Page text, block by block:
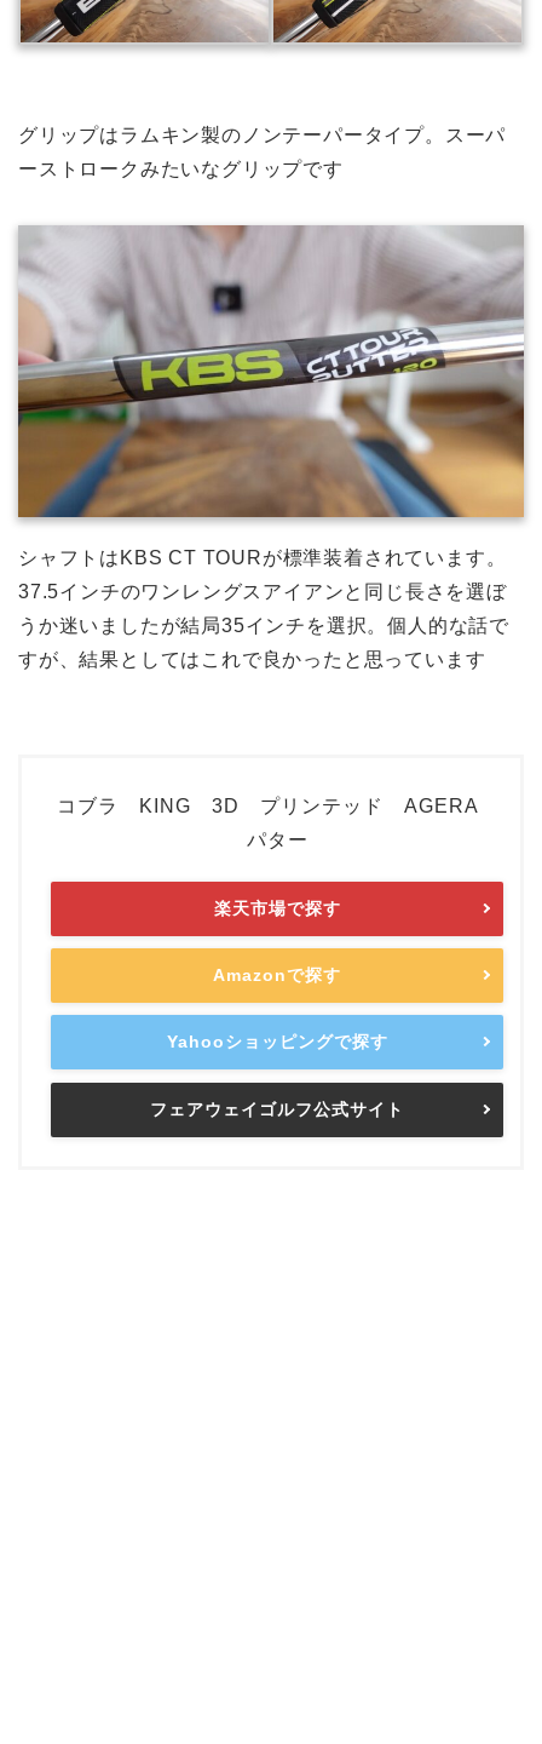
グリップはラムキン製のノンテーパータイプ。スーパ
ーストロークみたいなグリップです
シャフトはKBS CT TOURが標準装着されています。
37.5インチのワンレングスアイアンと同じ長さを選ぼ
うか迷いましたが結局35インチを選択。個人的な話で
すが、結果としてはこれで良かったと思っています
コブラ KING 3D プリンテッド AGERA
パター
Amazonで探す
楽天市場で探す
Yahooショッピングで探す
フェアウェイゴルフ公式サイト